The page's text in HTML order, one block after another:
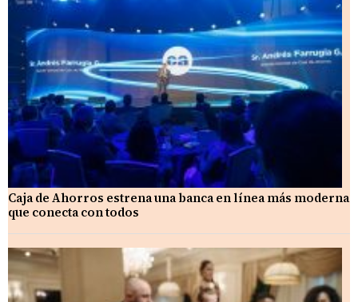
Caja de Ahorros estrena una banca en línea más moderna
que conecta con todos